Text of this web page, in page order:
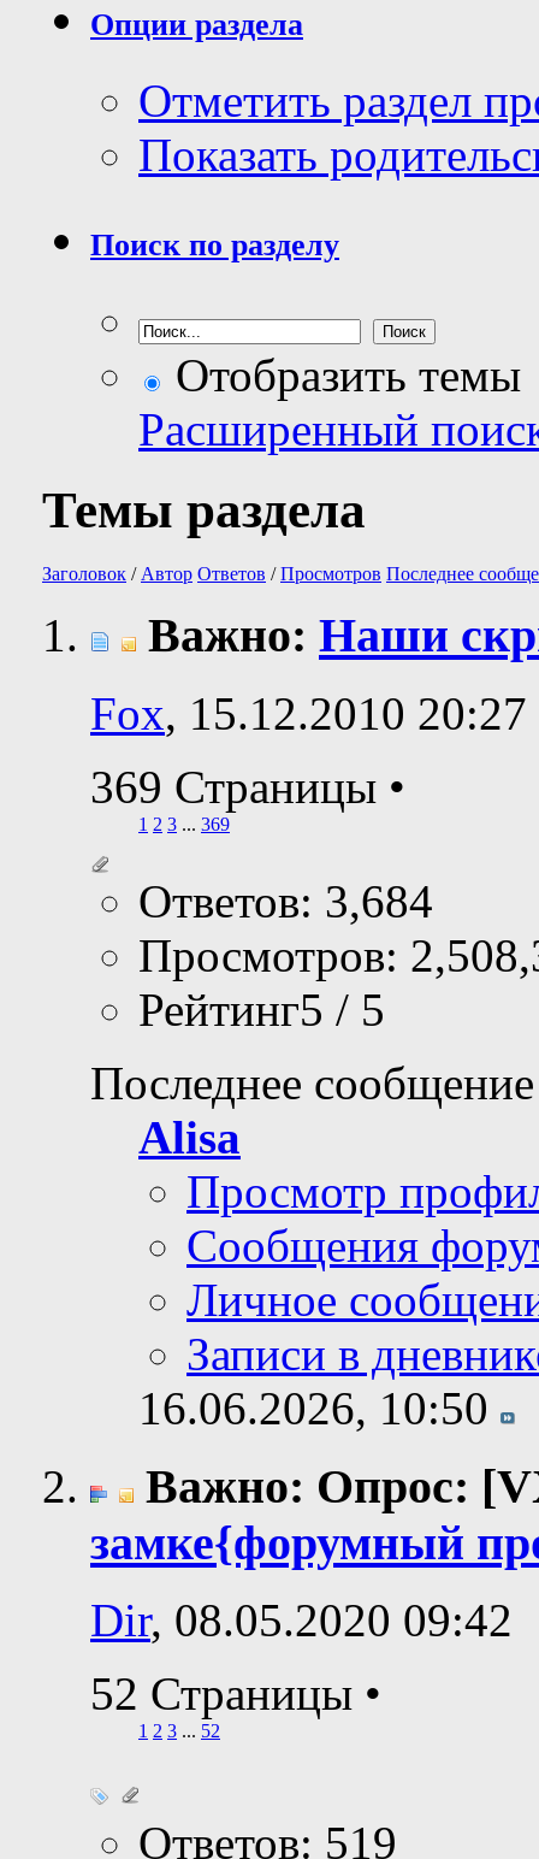
Опции раздела
Отметить раздел
Показать
Поиск по разделу
Отобразить темы
Расширенный
Темы раздела
Заголовок / Автор Ответов /Просмотров Последнее
Важно: Наши
Fox, 15.12.2010 20:27
369 Страницы •
1 2 3 ... 369
Ответов: 3,684
Просмотров:
Рейтинг5 / 5
Последнее
Alisa
Просмотр
Сообщения
Личное
Записи в
16.06.2026, 10:50
Важно: Опрос:
замке{форумный
Dir, 08.05.2020 09:42
52 Страницы •
1 2 3 ... 52
Ответов: 519